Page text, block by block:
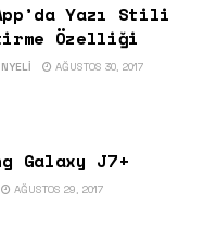
Yazı Stili
Özelliği
AĞUSTOS 30, 2017
Galaxy J7+
AĞUSTOS 29, 2017